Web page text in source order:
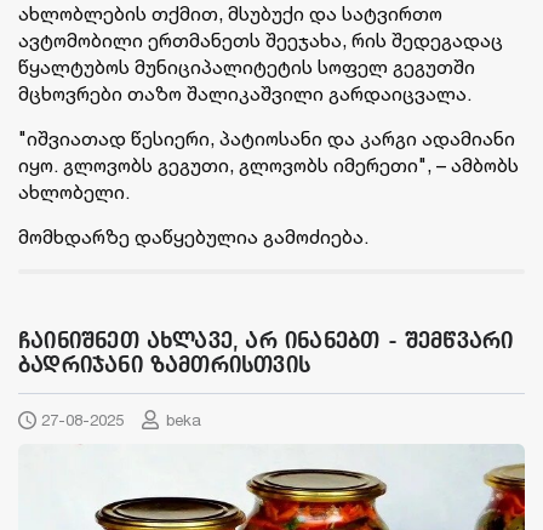
ახლობლების თქმით, მსუბუქი და სატვირთო
ავტომობილი ერთმანეთს შეეჯახა, რის შედეგადაც
წყალტუბოს მუნიციპალიტეტის სოფელ გეგუთში
მცხოვრები თაზო შალიკაშვილი გარდაიცვალა.
"იშვიათად წესიერი, პატიოსანი და კარგი ადამიანი
იყო. გლოვობს გეგუთი, გლოვობს იმერეთი", – ამბობს
ახლობელი.
მომხდარზე დაწყებულია გამოძიება.
ჩაინიშნეთ ახლავე, არ ინანებთ - შემწვარი
ბადრიჯანი ზამთრისთვის
27-08-2025 beka